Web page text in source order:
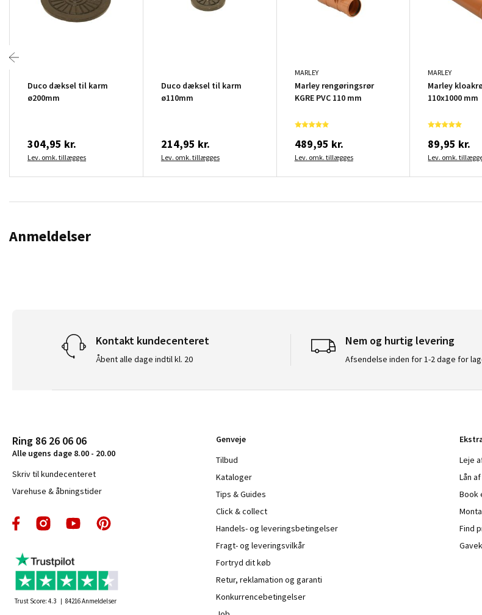
Duco dæksel til karm
ø200mm
304,95 kr.
Lev. omk. tillægges
Duco dæksel til karm
ø110mm
214,95 kr.
Lev. omk. tillægges
MARLEY
Marley rengøringsrør
KGRE PVC 110 mm
489,95 kr.
Lev. omk. tillægges
MARLEY
Marley
110x1000 mm
89,95 kr.
Lev. omk.
Anmeldelser
Kontakt kundecenteret
Åbent alle dage indtil kl. 20
Nem og hurtig levering
Afsendelse inden for 1-2 dage for
Ring 86 26 06 06
Alle ugens dage 8.00 - 20.00
Skriv til kundecenteret
Varehuse & åbningstider
Trust Score: 4.3 84216Anmeldelser
Genveje
Tilbud
Kataloger
Tips & Guides
Click & collect
Handels- og leveringsbetingelser
Fragt- og leveringsvilkår
Fortryd dit køb
Retur, reklamation og garanti
Konkurrencebetingelser
Leje
Lån
Book
Find